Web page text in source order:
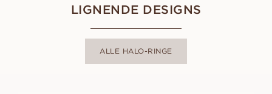
LIGNENDE DESIGNS
ALLE HALO-RINGE